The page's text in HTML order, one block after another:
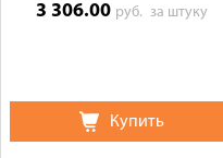
3 306.00 руб.за штуку
Купить